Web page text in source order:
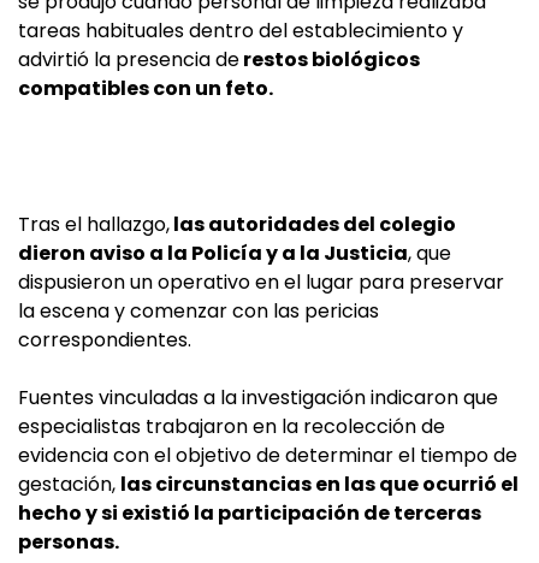
tareas habituales dentro del establecimiento y
advirtió la presencia derestos biológicos
compatibles con un feto.
Tras el hallazgo,las autoridades del colegio
dieron aviso a la Policía y a la Justicia, que
dispusieron un operativo en el lugar para preservar
la escena y comenzar con las pericias
correspondientes.
Fuentes vinculadas a la investigación indicaron que
especialistas trabajaron en la recolección de
evidencia con el objetivo de determinar el tiempo de
gestación, las circunstancias en las que ocurrió el
hecho y si existió la participación de terceras
personas.